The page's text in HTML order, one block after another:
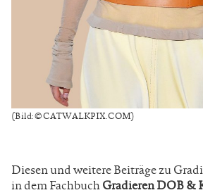
(Bild: © CATWALKPIX.COM)
Diesen und weitere Beiträge zu
in dem FachbuchGradieren DOB &